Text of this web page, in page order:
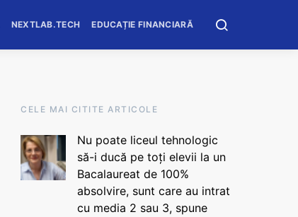
NEXTLAB.TECH EDUCAȚIE FINANCIARĂ
CELE MAI CITITE ARTICOLE
Nu poate liceul tehnologic
să-i ducă pe toți elevii la un
Bacalaureat de 100%
absolvire, sunt care au intrat
cu media 2 sau 3, spune